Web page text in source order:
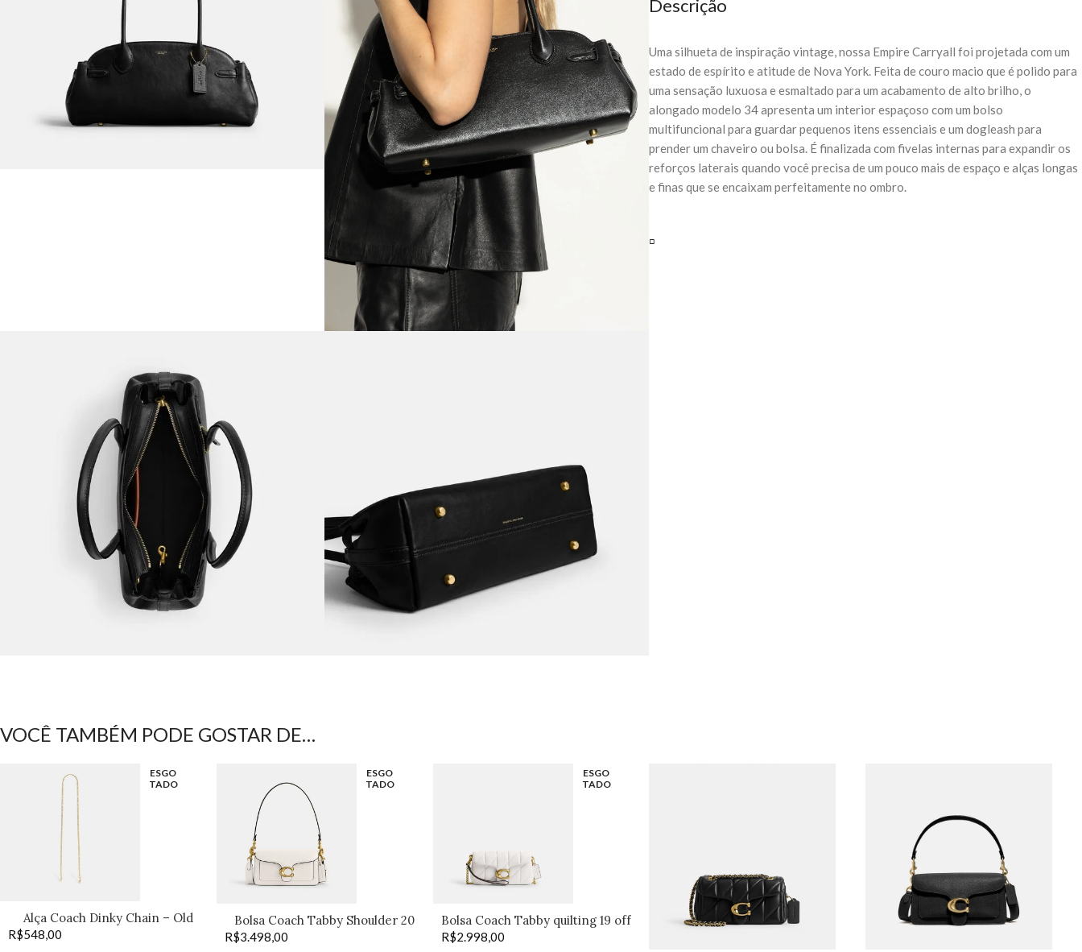
Descrição
Uma silhueta de inspiração vintage, nossa Empire Carryall foi projetada com um
estado de espírito e atitude de Nova York. Feita de couro macio que é polido para
uma sensação luxuosa e esmaltado para um acabamento de alto brilho, o
alongado modelo 34 apresenta um interior espaçoso com um bolso
multifuncional para guardar pequenos itens essenciais e um dogleash para
prender um chaveiro ou bolsa. É finalizada com fivelas internas para expandir os
reforços laterais quando você precisa de um pouco mais de espaço e alças longas
e finas que se encaixam perfeitamente no ombro.
▫️
VOCÊ TAMBÉM PODE GOSTAR DE…
ESGO
TADO
Alça Coach Dinky Chain – Old
R$548,00
ESGO
TADO
Bolsa Coach Tabby Shoulder 20
R$3.498,00
ESGO
TADO
Bolsa Coach Tabby quilting 19 off
R$2.998,00